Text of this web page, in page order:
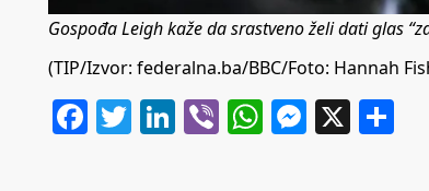
Gospođa Leigh kaže da srastveno želi dati glas
(TIP/Izvor: federalna.ba/BBC/Foto: Hannah
Facebook
Twitter
LinkedIn
ViberWhatsApp
X